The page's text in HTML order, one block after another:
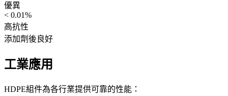
優異
< 0.01%
高抗性
添加劑後良好
工業應用
HDPE組件為各行業提供可靠的性能：